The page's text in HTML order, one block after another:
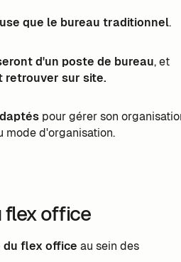
que le bureau traditionnel.
d'un poste de bureau, et
retrouver sur site.
pour gérer son
mode d'organisation.
flex office
du flex office au sein des